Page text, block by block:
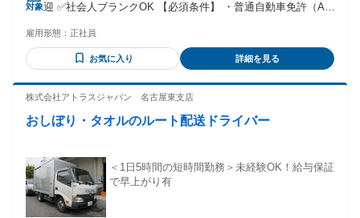
後、評価により昇給あり 【賞与】 年2回（7月・12月） ※業
績連動型 【手当】 ・ガソリン代 ※通勤距離に応じて支給／
対象迎 ✅社会人ブランクOK 【必須条件】 ・普通自動車免許（AT
と手を動かす作業が好きな方 ・集中して作業するのが得意な
方 ・細かいチェックや確認が苦にならない方 ・社外の方との
会話が少ない環境で働きたい方 ■□■異業種からの転職者が多
士、看護師、美容師などの専門職から アクセルに転職した方
きたい」 「家族と休みを合わせたい」 など、志望動機も様々
雇用形態： 正社員
お気に入り 詳細を見る
株式会社アトラスジャパン 名古屋東支店
おしぼり・タオルのルート配送ドライバー
＜1日5時間の短時間勤務＞未経験OK！給与保証
で早上がり有